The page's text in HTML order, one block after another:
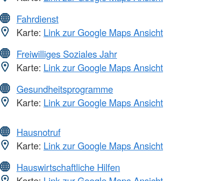
Fahrdienst
Karte: Link zur Google Maps Ansicht
Freiwilliges Soziales Jahr
Karte: Link zur Google Maps Ansicht
Gesundheitsprogramme
Karte: Link zur Google Maps Ansicht
Hausnotruf
Karte: Link zur Google Maps Ansicht
Hauswirtschaftliche Hilfen